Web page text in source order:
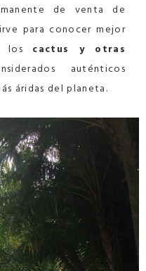
de venta de
para conocer mejor
los cactus y otras
auténticos
áridas del planeta.